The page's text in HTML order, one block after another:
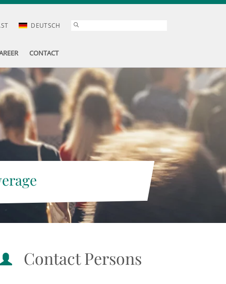
DEUTSCH
CONTACT
Contact Persons